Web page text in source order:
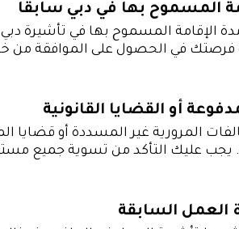
المسموح بها في دبي سابقًا
الإقامة المسموح بها في تأشيرة
فرصتك في الحصول على الموافقة من
أو القضايا القانونية
المرورية غير المسددة أو قضايا
يجب عليك التأكد من تسوية جميع
العمل السابقة